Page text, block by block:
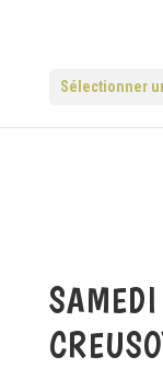
Sélectionner